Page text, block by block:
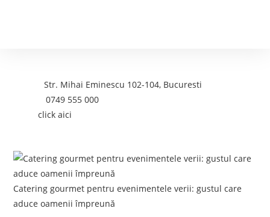
Adresa:Str. Mihai Eminescu 102-104, Bucuresti
Telefon:0749 555 000
Email:click aici
Catering gourmet pentru evenimentele verii: gustul care
aduce oamenii împreună